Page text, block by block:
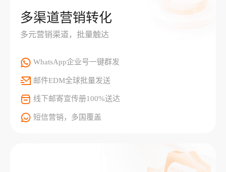
多渠道营销转化
多元营销渠道，批量触达
WhatsApp企业号一键群发
邮件EDM全球批量发送
线下邮寄宣传册100%送达
短信营销，多国覆盖